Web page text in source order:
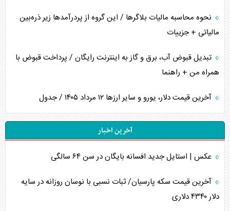
نحوه محاسبه مالیات بلاگر‌ها / این گروه از پردرآمد‌ها زیر ذره‌بین
مالیاتی + جزییات
تبدیل قبوض آب، برق و گاز به اینترنت رایگان / پرداخت قبوض با
همراه من + راهنما
آخرین قیمت دلار، یورو و سایر ارز‌ها ۱۲ مرداد ۱۴۰۵ / جدول
آخرین اخبار
عکس | استایل جدید افسانه بایگان در سن ۶۴ سالگی
آخرین قیمت سکه پارسیان/ ثبات نسبی با نوسان روزانه در سایه
دلار ۴۳۴۰ دلاری